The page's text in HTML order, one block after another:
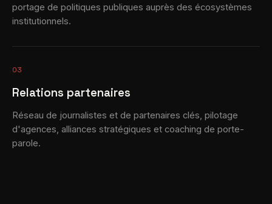
portage de politiques publiques auprès des écosystèmes
institutionnels.
03
Relations partenaires
Réseau de journalistes et de partenaires clés, pilotage
d'agences, alliances stratégiques et coaching de porte-
parole.